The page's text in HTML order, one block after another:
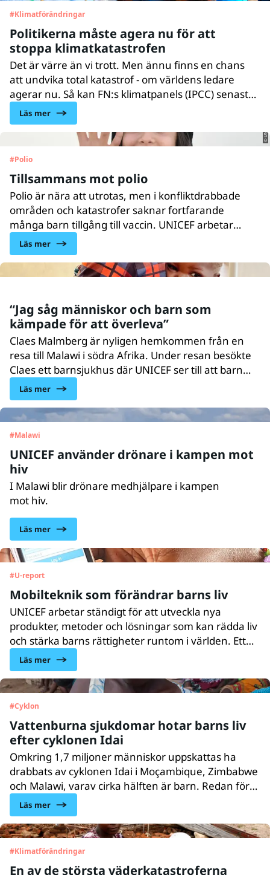
upprättade bland annat tillfälliga hälsocentraler.
#Klimatförändringar
Politikerna måste agera nu för att
stoppa klimatkatastrofen
Det är värre än vi trott. Men ännu finns en chans
att undvika total katastrof - om världens ledare
agerar nu. Så kan FN:s klimatpanels (IPCC) senaste
rapport sammanfattas. Varför agerar inte
världens ledare?
Läs mer © UNICEF/Karimi
#Polio
Tillsammans mot polio
Polio är nära att utrotas, men i konfliktdrabbade
områden och katastrofer saknar fortfarande
många barn tillgång till vaccin. UNICEF arbetar
intensivt tillsammans med partner för att stoppa
spridningen av polio, så att inget barn någonsin
drabbas av den dödliga sjukdomen.
Läs mer
“Jag såg människor och barn som
kämpade för att överleva”
Claes Malmberg är nyligen hemkommen från en
resa till Malawi i södra Afrika. Under resan besökte
Claes ett barnsjukhus där UNICEF ser till att barn
som lider av svår undernäring får
livräddande behandling.
Läs mer
#Malawi
UNICEF använder drönare i kampen mot
hiv
I Malawi blir drönare med­hjälpare i kampen
mot hiv.
Läs mer
#U-report
Mobilteknik som förändrar barns liv
UNICEF arbetar ständigt för att utveckla nya
produkter, metoder och lös­ningar som kan rädda liv
och stärka barns rättig­heter runtom i världen. Ett
sätt att göra det är att använda den senaste mobila
tekniken. Med hjälp av mobilen kan vi idag regi­
strera nyfödda bebisar, skicka sjuk­journaler för att
som splittrats.
Läs mer
#Cyklon
Vattenburna sjukdomar hotar barns liv
efter cyklonen Idai
Omkring 1,7 miljoner människor uppskattas ha
drabbats av cyklonen Idai i Moçambique, Zimbabwe
och Malawi, varav cirka hälften är barn. Redan före
cyklonen var 1,5 miljoner människor hårt drabbade
av översvämningar. Läget är akut och behovet av
rent vatten är enormt.
Läs mer
#Klimatförändringar
En av de största väderkatastroferna